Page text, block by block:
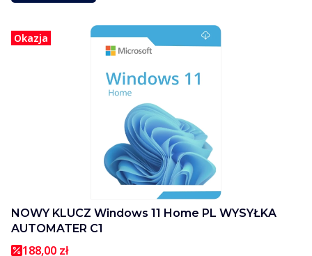
Okazja
NOWY KLUCZ Windows 11 Home PL WYSYŁKA
AUTOMATER C1
188,00 zł